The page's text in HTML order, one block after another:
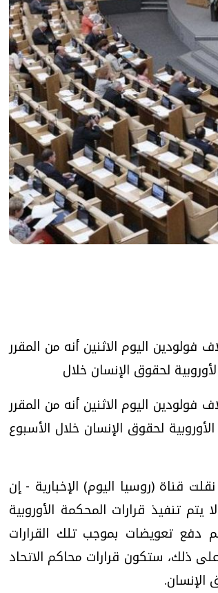
اليوم الاثنين أنه من المقرر
لحقوق الإنسان خلال
اليوم الاثنين أنه من المقرر
لحقوق الإنسان خلال الأسبوع
قناة (روسيا اليوم) الإخبارية - إن
تنفيذ قرارات المحكمة الأوروبية
الماضي، وسيتم دفع تعويضات بموجب تلك القرارات
ذلك، ستكون قرارات محاكم الاتحاد
الإنسان.
تحقيقات وحوارات
بالزلازل وكيف نتعامل معها؟
الثلاثاء، 04 اغسطس 2026 04:04 م